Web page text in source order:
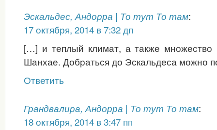
Эскальдес, Андорра | То тут То там:
17 октября, 2014 в 7:32 дп
[…] и теплый климат, а также множество
Шанхае. Добраться до Эскальдеса можно
Ответить
Грандвалира, Андорра | То тут То там:
18 октября, 2014 в 3:47 пп